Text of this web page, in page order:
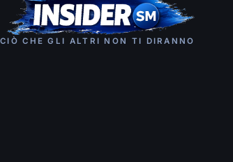
CIÒ CHE GLI ALTRI NON TI DIRANNO